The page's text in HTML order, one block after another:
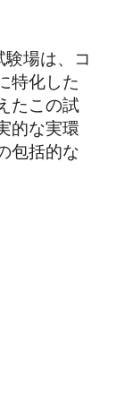
場は、コ
特化した
たこの試
的な実環
包括的な